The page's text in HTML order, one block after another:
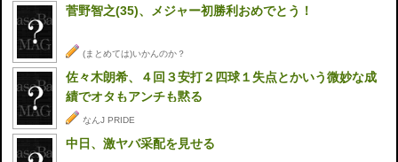
菅野智之(35)、メジャー初勝利おめでとう！
(まとめては)いかんのか？
佐々木朗希、４回３安打２四球１失点とかいう微妙な成
績でオタもアンチも黙る
なんJ PRIDE
中日、激ヤバ采配を見せる